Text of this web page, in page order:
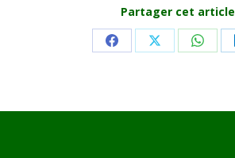
Partager cet article
Share Share Share